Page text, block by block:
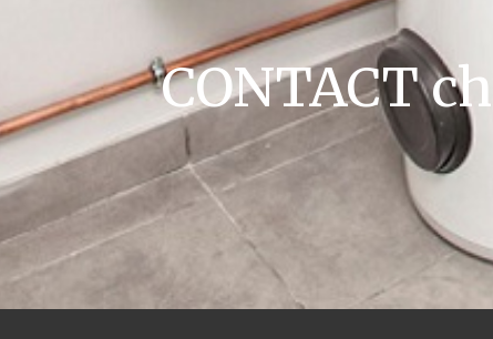
CONTACT